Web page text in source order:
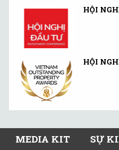
HỘI
HỘI
MEDIA KIT SỰ